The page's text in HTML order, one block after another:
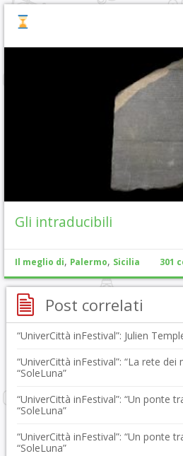
Gli intraducibili
Il meglio di, Palermo, Sicilia 301
Post correlati
“UniverCittà inFestival”: Julien
“UniverCittà inFestival”: “La rete dei
“SoleLuna”
“UniverCittà inFestival”: “Un ponte
“SoleLuna”
“UniverCittà inFestival”: “Un ponte
“SoleLuna”